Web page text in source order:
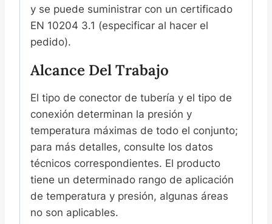
y se puede suministrar con un certificado
EN 10204 3.1 (especificar al hacer el
pedido).
Alcance Del Trabajo
El tipo de conector de tubería y el tipo de
conexión determinan la presión y
temperatura máximas de todo el conjunto;
para más detalles, consulte los datos
técnicos correspondientes. El producto
tiene un determinado rango de aplicación
de temperatura y presión, algunas áreas
no son aplicables.